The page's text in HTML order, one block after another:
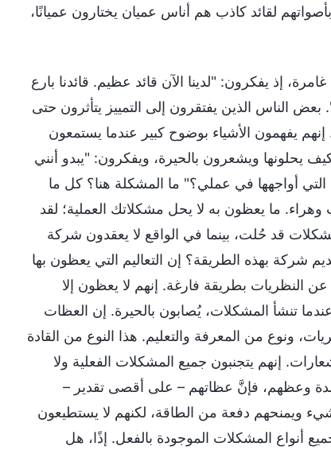
لقائد كاذب هم أناس عميان يختارون عميانًا،
إذ يفكرون: "لدينا الآن قائد عظيم. قائدنا بارع
الناس الذين يفتقرون إلى التمييز يتأثرون حتى
إنهم يفهمون الأشياء بوضوح كبير عندما يستمعون
يحلونها ويشعرون بالحيرة، ويفكرون: "يبدو أنني
أواجهها في عملي؟" ما المشكلة هنا؟ كل ما
ما يعظون به لا يحل مشكلاتك العملية؛ لقد
قد حُلت، بينما في الواقع لا يعقدون شركة
بهذه الطريقة؟ إن التعاليم التي يعظون بها
النظريات بطريقة فارغة. إنهم لا يعظون إلا
تنشأ المشكلات، يُصابون بالحيرة. إن العظات
ونوع من المعرفة والتعليم. هذا النوع من القادة
إنهم يتجنبون جميع المشكلات الفعلية ولا
وعظهم، فإنَّ عظاتهم – على أقصى تقدير –
ويمنحهم دفعة من الطاقة، لكنهم لا يستطيعون
أنواع المشكلات الموجودة بالفعل. إذًا، هل